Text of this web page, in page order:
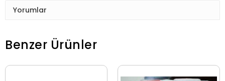
Yorumlar
Benzer Ürünler